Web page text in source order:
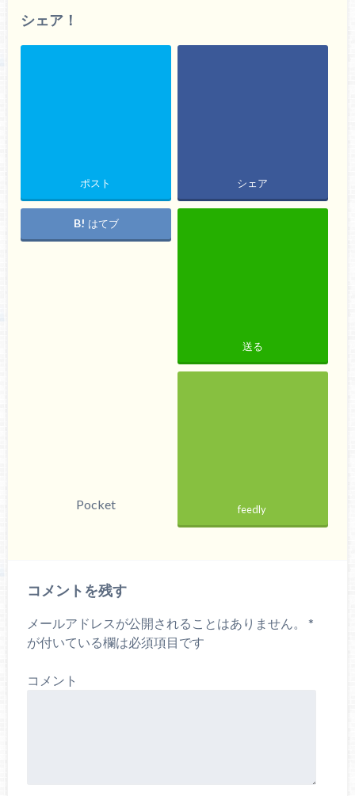
シェア！
ポスト シェア
はてブ
送る
Pocket feedly
コメントを残す
メールアドレスが公開されることはありません。
*
が付いている欄は必須項目です
コメント